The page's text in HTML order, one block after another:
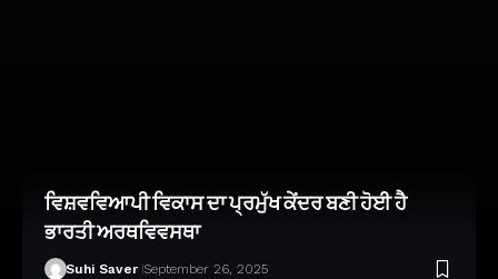
ਵਿਸ਼ਵਵਿਆਪੀ ਵਿਕਾਸ ਦਾ ਪ੍ਰਮੁੱਖ ਕੇਂਦਰ ਬਣੀ ਹੋਈ ਹੈ
ਭਾਰਤੀ ਅਰਥਵਿਵਸਥਾ
Suhi Saver September 26, 2025